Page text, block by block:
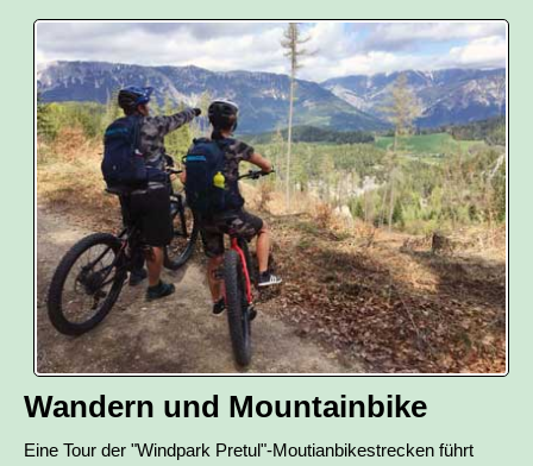
Wandern und Mountainbike
Eine Tour der "Windpark Pretul"-Moutianbikestrecken führt